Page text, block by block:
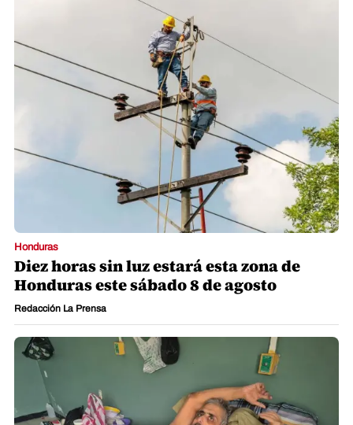
Honduras
Diez horas sin luz estará esta zona de
Honduras este sábado 8 de agosto
Redacción La Prensa